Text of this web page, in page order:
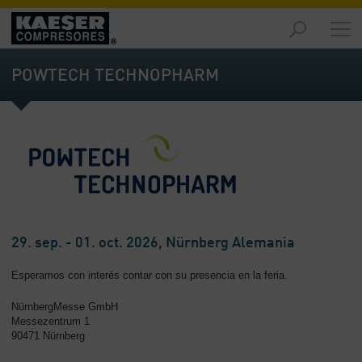
Productos
y
soluciones
-
Servicios
de
aire
comprimido
Contenido
Conozca
POWTECH TECHNOPHARM
29. sep. - 01. oct. 2026, Nürnberg Alemania
Esperamos con interés contar con su presencia en la feria.
NürnbergMesse GmbH
Messezentrum 1
90471 Nürnberg